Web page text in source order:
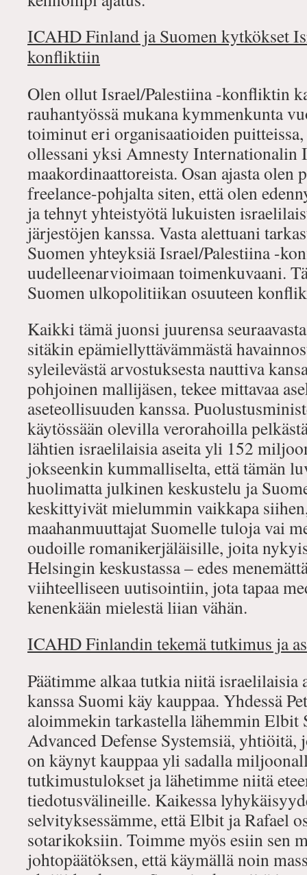
ICAHD Finland ja Suomen kytkökset
konfliktiin
Olen ollut Israel/Palestiina -konfliktin
rauhantyössä mukana kymmenkunta
toiminut eri organisaatioiden
ollessani yksi Amnesty Internationalin
maakordinaattoreista. Osan ajasta olen
freelance-pohjalta siten, että olen
ja tehnyt yhteistyötä lukuisten
järjestöjen kanssa. Vasta alettuani
Suomen yhteyksiä Israel/Palestiina -
uudelleenarvioimaan toimenkuvaani.
Suomen ulkopolitiikan osuuteen
Kaikki tämä juonsi juurensa
sitäkin epämiellyttävämmästä
syleilevästä arvostuksesta nauttiva
pohjoinen mallijäsen, tekee mittavaa
aseteollisuuden kanssa.
käytössään olevilla verorahoilla
lähtien israelilaisia aseita yli 152
jokseenkin kummalliselta, että tämän
huolimatta julkinen keskustelu ja
keskittyivät mielummin vaikkapa
maahanmuuttajat Suomelle tuloja vai
oudoille romanikerjäläisille, joita
Helsingin keskustassa – edes
viihteelliseen uutisointiin, jota tapaa
kenenkään mielestä liian vähän.
ICAHD Finlandin tekemä tutkimus ja
Päätimme alkaa tutkia niitä israelilaisia
kanssa Suomi käy kauppaa. Yhdessä
aloimmekin tarkastella lähemmin Elbit
Advanced Defense Systemsiä, yhtiöitä,
on käynyt kauppaa yli sadalla
tutkimustulokset ja lähetimme niitä
tiedotusvälineille. Kaikessa
selvityksessämme, että Elbit ja Rafael
sotarikoksiin. Toimme myös esiin sen
johtopäätöksen, että käymällä noin